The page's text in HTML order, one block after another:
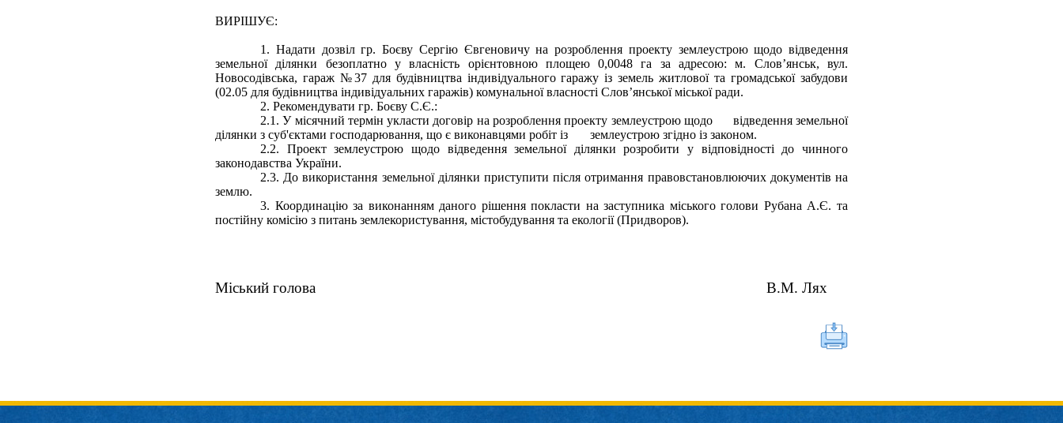
ВИРІШУЄ:
1. Надати дозвіл гр. Боєву Сергію Євгеновичу на розроблення проекту землеустрою щодо відведення
земельної ділянки безоплатно у власність орієнтовною площею 0,0048 га за адресою: м. Слов’янськ, вул.
Новосодівська, гараж №37 для будівництва індивідуального гаражу із земель житлової та громадської забудови
(02.05 для будівництва індивідуальних гаражів) комунальної власності Слов’янської міської ради.
2. Рекомендувати гр. Боєву С.Є.:
2.1. У місячний термін укласти договір на розроблення проекту землеустрою щодо відведення земельної
ділянки з суб'єктами господарювання, що є виконавцями робіт із землеустрою згідно із законом.
2.2. Проект землеустрою щодо відведення земельної ділянки розробити у відповідності до чинного
законодавства України.
2.3. До використання земельної ділянки приступити після отримання правовстановлюючих документів на
землю.
3. Координацію за виконанням даного рішення покласти на заступника міського голови Рубана А.Є. та
постійну комісію з питань землекористування, містобудування та екології (Придворов).
Міський голова В.М. Лях